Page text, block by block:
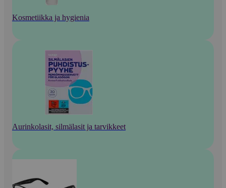
Kosmetiikka ja hygienia
Aurinkolasit, silmälasit ja tarvikkeet